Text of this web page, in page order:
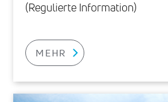
(Regulierte Information)
MEHR